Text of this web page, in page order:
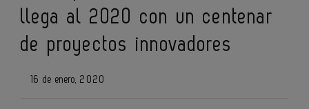
llega al 2020 con un centenar
de proyectos innovadores
16 de enero, 2020